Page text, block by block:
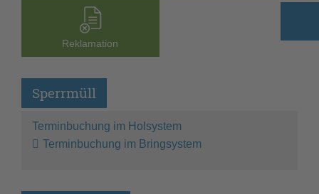
Reklamation
Sperrmüll
Terminbuchung im Holsystem
Terminbuchung im Bringsystem